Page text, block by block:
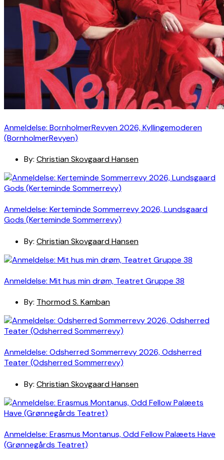
Anmeldelse: BornholmerRevyen 2026, Kyllingemoderen
(BornholmerRevyen)
By: Christian Skovgaard Hansen
Anmeldelse: Kerteminde Sommerrevy 2026, Lundsgaard
Gods (Kerteminde Sommerrevy)
By: Christian Skovgaard Hansen
Anmeldelse: Mit hus min drøm, Teatret Gruppe 38
By: Thormod S. Kamban
Anmeldelse: Odsherred Sommerrevy 2026, Odsherred
Teater (Odsherred Sommerrevy)
By: Christian Skovgaard Hansen
Anmeldelse: Erasmus Montanus, Odd Fellow Palæets Have
(Grønnegårds Teatret)